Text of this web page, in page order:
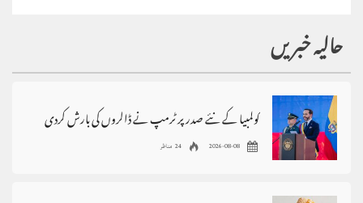
حالیہ خبریں
کولمبیا کے نئے صدر پر ٹرمپ نے ڈالروں کی بارش کردی
2026-08-08 24 مناظر